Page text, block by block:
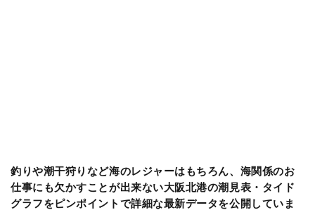
釣りや潮干狩りなど海のレジャーはもちろん、海関係のお
仕事にも欠かすことが出来ない大阪北港の潮見表・タイド
グラフをピンポイントで詳細な最新データを公開していま